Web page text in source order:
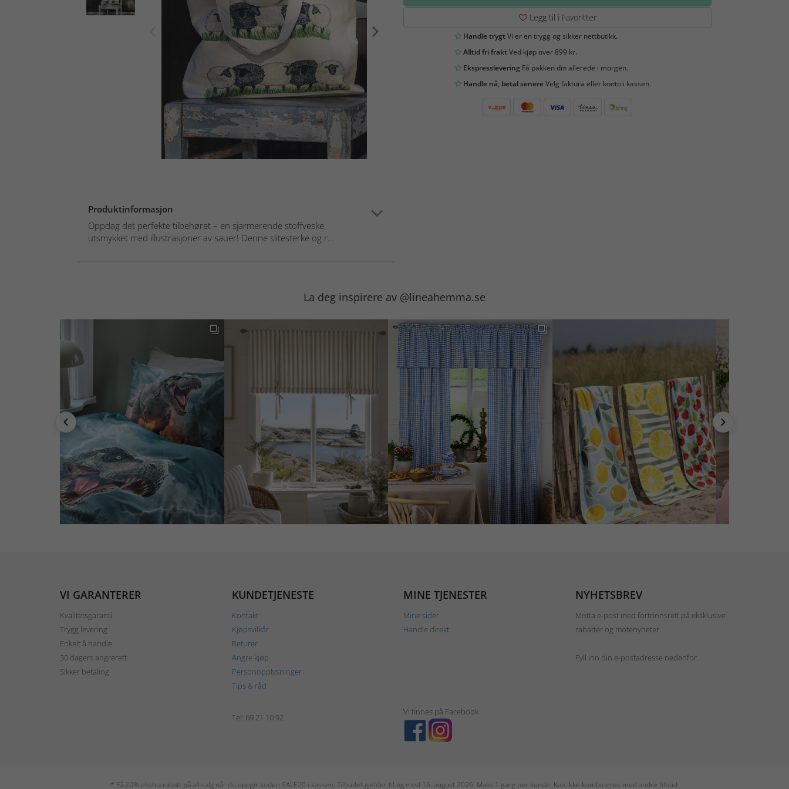
Produktinformasjon
Oppdag det perfekte tilbehøret – en sjarmerende stoffveske
utsmykket med illustrasjoner av sauer! Denne slitesterke og r...
Legg til i Favoritter
Handle trygtVi er en trygg og sikker nettbutikk.
Alltid fri fraktVed kjøp over 899 kr.
EkspressleveringFå pakken din allerede i morgen.
Handle nå, betal senereVelg faktura eller konto i kassen.
La deg inspirere av @lineahemma.se
VI GARANTERER
Kvalitetsgaranti
Trygg levering
Enkelt å handle
30 dagers angrerett
Sikker betaling
KUNDETJENESTE
Kontakt
Kjøpsvilkår
Returer
Angre kjøp
Personopplysninger
Tips & råd
MINE TJENESTER
Mine sider
Handle direkt
NYHETSBREV
Motta e-post med fortrinnsrett på eksklusive
rabatter og motenyheter.
Fyll inn din e-postadresse nedenfor.
Tel: 69 21 10 92
Vi finnes på Facebook
* Få 20% ekstra rabatt på all salg når du oppgir koden SALE20 i kassen. Tilbudet gjelder til og med 16. august 2026. Maks 1 gang per kunde. Kan ikke kombineres med andre tilbud.